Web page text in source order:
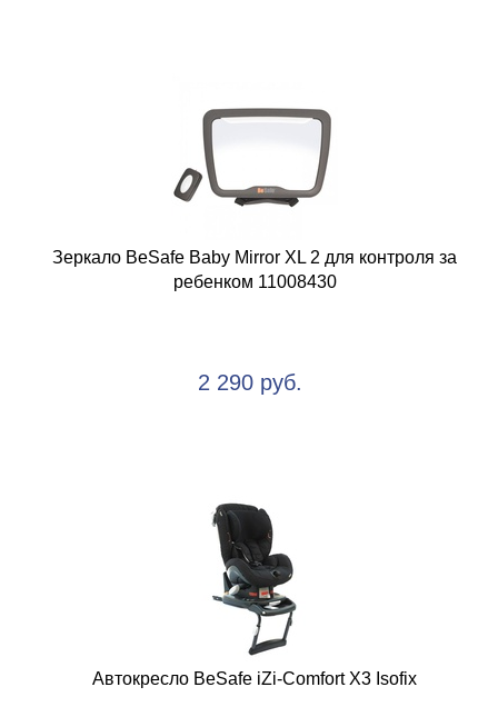
Зеркало BeSafe Baby Mirror XL 2 для контроля за
ребенком 11008430
2 290 руб.
Автокресло BeSafe iZi-Comfort X3 Isofix